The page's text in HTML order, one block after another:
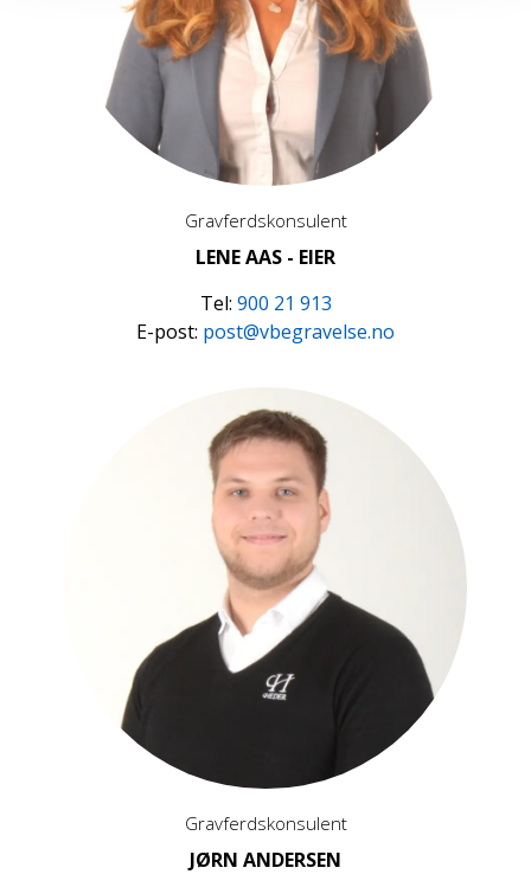
Gravferdskonsulent
LENE AAS - EIER
Tel: 900 21 913
E-post: post@vbegravelse.no
Gravferdskonsulent
JØRN ANDERSEN